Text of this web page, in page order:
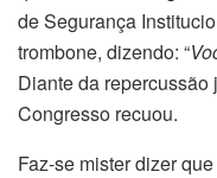
de Segurança
trombone, dizendo: “
Diante da
Congresso recuou.
Faz-se mister dizer